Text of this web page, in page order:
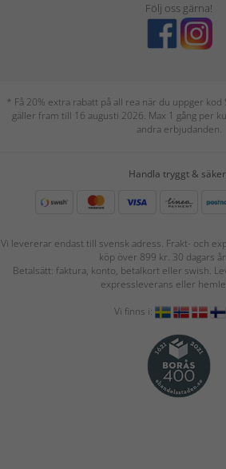
Följ oss gärna!
* Få 20% extra rabatt på all rea när du uppger kod
gäller fram till 16 augusti 2026. Max 1 gång per
andra erbjudanden.
Handla tryggt &
Vi levererar endast till svensk adress. Frakt- och
köp över 899 kr. 30 dagars
Betalsätt: faktura, konto, betalkort eller swish.
expressleverans eller
Vi finns i: